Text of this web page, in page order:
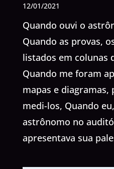
12/01/2021
Quando ouvi o
Quando as provas,
listados em colunas
Quando me foram
mapas e
medi-los, Quando
astrônomo no
apresentava sua